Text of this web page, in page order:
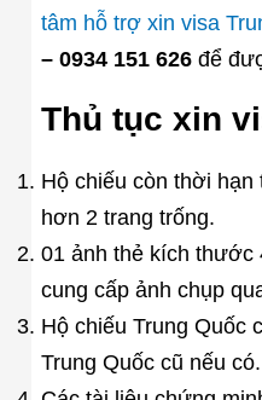
tâm hỗ trợ xin visa
– 0934 151 626để
Thủ tục xin
Hộ chiếu còn thời hạn
hơn 2 trang trống.
01 ảnh thẻ kích thước
cung cấp ảnh chụp
Hộ chiếu Trung Quốc
Trung Quốc cũ nếu có.